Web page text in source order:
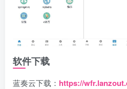
软件下载
蓝奏云下载： https://